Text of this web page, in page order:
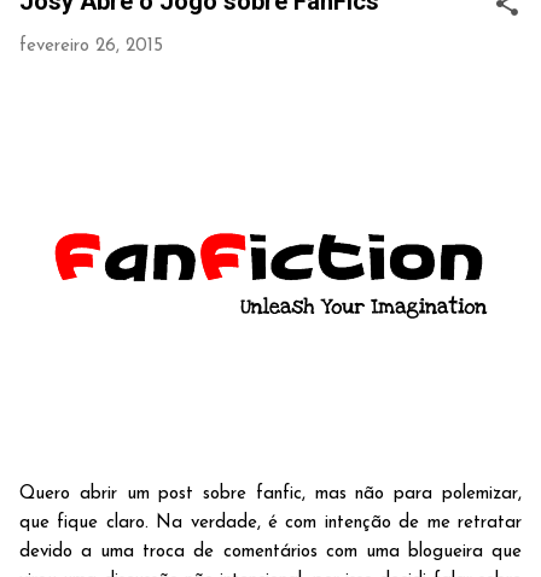
fevereiro 26, 2015
Quero abrir um post sobre fanfic, mas não para polemizar,
que fique claro. Na verdade, é com intenção de me retratar
devido a uma troca de comentários com uma blogueira que